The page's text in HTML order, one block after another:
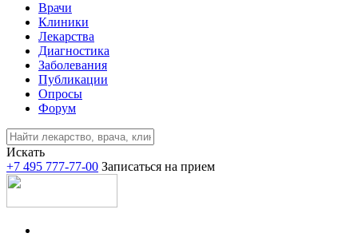
Врачи
Клиники
Лекарства
Диагностика
Заболевания
Публикации
Опросы
Форум
Искать
+7 495 777-77-00 Записаться на прием